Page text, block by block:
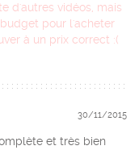
d'autres vidéos, mais
pour l'acheter
à un prix correct :(
30/11/2015
et très bien